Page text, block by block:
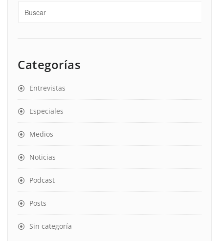
Categorías
Entrevistas
Especiales
Medios
Noticias
Podcast
Posts
Sin categoría